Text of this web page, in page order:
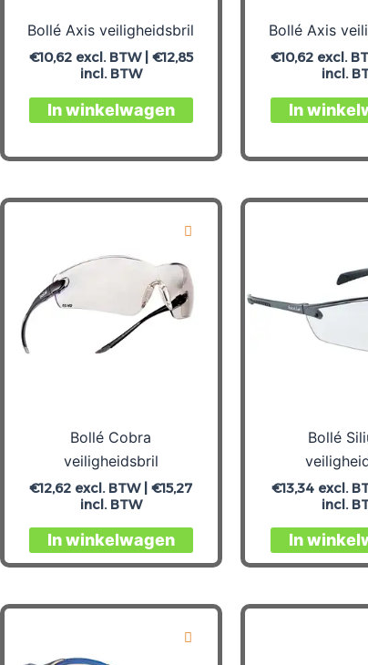
Bollé Axis veiligheidsbril
€10,62excl. BTW | €12,85
incl. BTW
In winkelwagen
Bollé Axis
€10,62excl.
incl.
In
Bollé Cobra
veiligheidsbril
€12,62 excl. BTW |€15,27
incl. BTW
In winkelwagen
Bollé
€13,34excl.
incl.
In